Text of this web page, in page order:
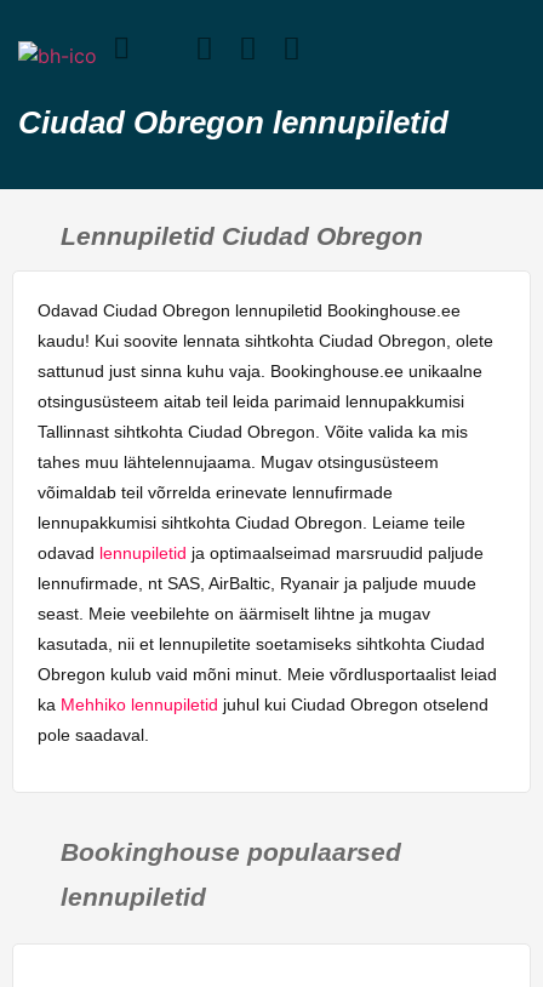
Ciudad Obregon lennupiletid
Lennupiletid Ciudad Obregon
Odavad Ciudad Obregon lennupiletid Bookinghouse.ee
kaudu! Kui soovite lennata sihtkohta Ciudad Obregon, olete
sattunud just sinna kuhu vaja. Bookinghouse.ee unikaalne
otsingusüsteem aitab teil leida parimaid lennupakkumisi
Tallinnast sihtkohta Ciudad Obregon. Võite valida ka mis
tahes muu lähtelennujaama. Mugav otsingusüsteem
võimaldab teil võrrelda erinevate lennufirmade
lennupakkumisi sihtkohta Ciudad Obregon. Leiame teile
odavad lennupiletid ja optimaalseimad marsruudid paljude
lennufirmade, nt SAS, AirBaltic, Ryanair ja paljude muude
seast. Meie veebilehte on äärmiselt lihtne ja mugav
kasutada, nii et lennupiletite soetamiseks sihtkohta Ciudad
Obregon kulub vaid mõni minut. Meie võrdlusportaalist leiad
ka Mehhiko lennupiletid juhul kui Ciudad Obregon otselend
pole saadaval.
Bookinghouse populaarsed
lennupiletid